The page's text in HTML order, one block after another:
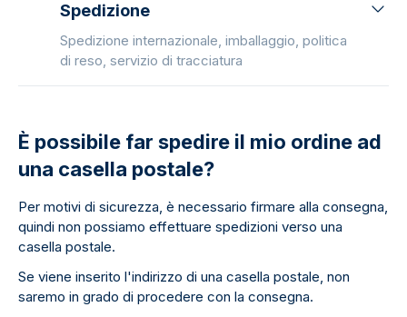
Spedizione
Spedizione internazionale, imballaggio, politica
di reso, servizio di tracciatura
È possibile far spedire il mio ordine ad
una casella postale?
Per motivi di sicurezza, è necessario firmare alla consegna,
quindi non possiamo effettuare spedizioni verso una
casella postale.
Se viene inserito l'indirizzo di una casella postale, non
saremo in grado di procedere con la consegna.